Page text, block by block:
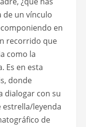
de un vínculo
en
recorrido que
como la
Es en esta
donde
dialogar con su
estrella/leyenda
de